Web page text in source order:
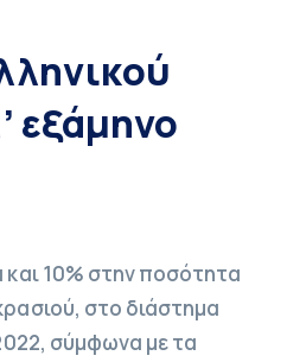
εξάμηνο
και 10% στην ποσότητα
στο διάστημα
σύμφωνα με τα